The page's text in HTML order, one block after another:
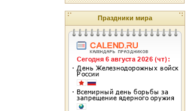
Праздники мира